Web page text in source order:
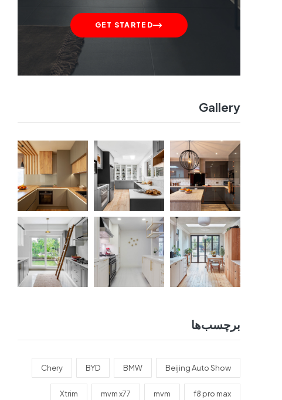
GET STARTED
Gallery
برچسب‌ها
Beijing Auto Show
BMW
BYD
Chery
f8 pro max
mvm
mvm x77
Xtrim